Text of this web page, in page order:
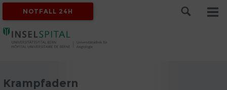
NOTFALL 24H
Krampfadern